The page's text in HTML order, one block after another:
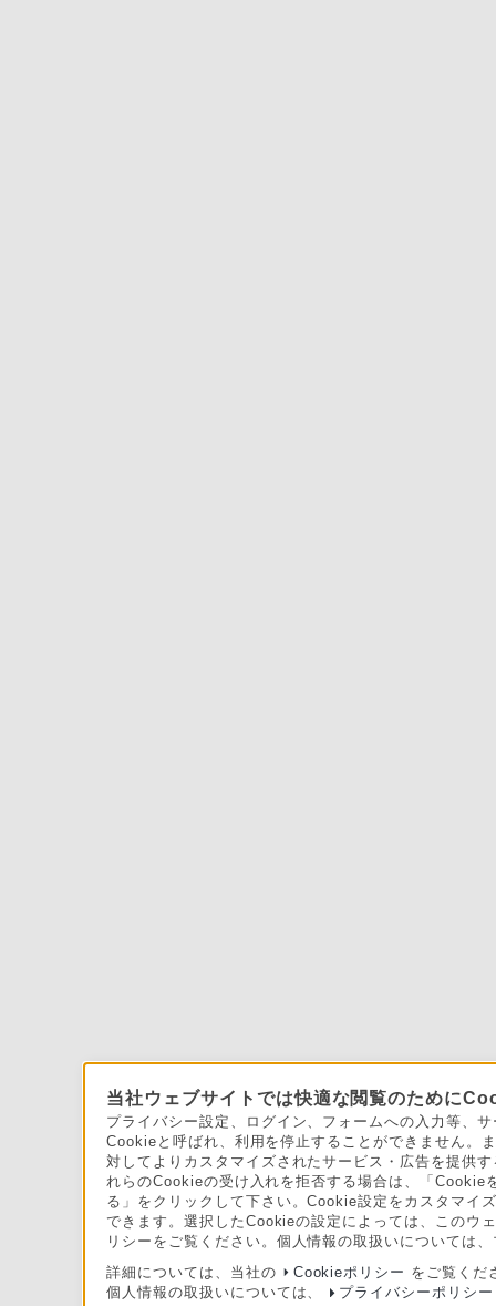
当社ウェブサイトでは快適な閲覧のために
プライバシー設定、ログイン、フォームへの入力等、
Cookieと呼ばれ、利用を停止することができません。
対してよりカスタマイズされたサービス・広告を提供
れらのCookieの受け入れを拒否する場合は、「Cookie
る」をクリックして下さい。Cookie設定をカスタマイ
できます。選択したCookieの設定によっては、このウ
リシーをご覧ください。個人情報の取扱いについては
詳細については、当社の Cookieポリシー をご覧くだ
個人情報の取扱いについては、
プライバシーポリシー